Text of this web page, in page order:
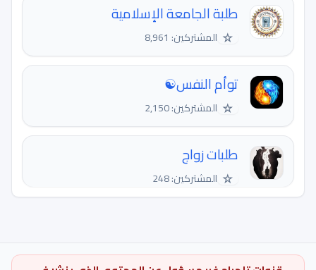
طلبة الجامعة الإسلامية
☆ المشتركين: 8,961
توأم النفس☯️
☆ المشتركين: 2,150
طلبات زواج
☆ المشتركين: 248